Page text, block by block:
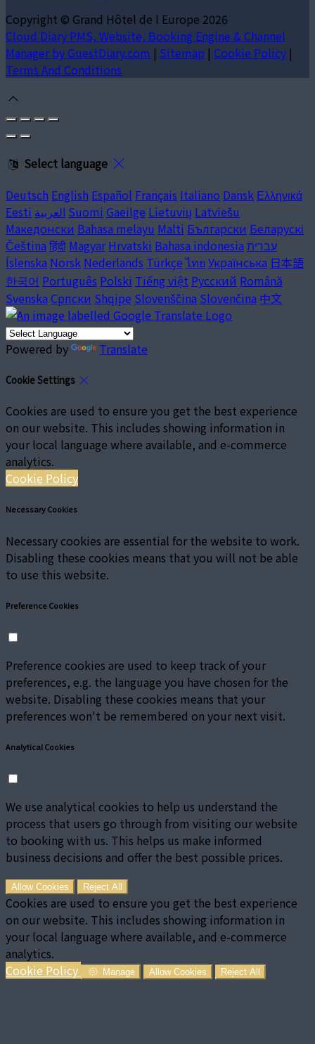
Copyright © Grand Hôtel de l Europe 2026
Cloud Diary PMS, Website, Booking Engine & Channel
Manager by GuestDiary.com | Sitemap | Cookie Policy |
Terms And Conditions
Select language
Deutsch English Español Français Italiano Dansk Ελληνικά
Eesti العربية Suomi Gaeilge Lietuvių Latviešu
Македонски Bahasa melayu Malti Български Беларускі
Čeština हिंदी Magyar Hrvatski Bahasa indonesia עברית
Íslenska Norsk Nederlands Türkçe ไทย Українська 日本語
한국어 Português Polski Tiếng việt Русский Română
Svenska Српски Shqipe Slovenščina Slovenčina 中文
Powered by Translate
Cookie Settings
Cookies are used to ensure you get the best experience
on our website. This includes showing information in
your local language where available, and e-commerce
analytics.
Cookie Policy
Necessary Cookies
Necessary cookies are essential for the website to work.
Disabling these cookies means that you will not be able
to use this website.
Preference Cookies
Preference cookies are used to keep track of your
preferences, e.g. the language you have chosen for the
website. Disabling these cookies means that your
preferences won't be remembered on your next visit.
Analytical Cookies
We use analytical cookies to help us understand the
process that users go through from visiting our website
to booking with us. This helps us make informed
business decisions and offer the best possible prices.
Allow Cookies Reject All
Cookies are used to ensure you get the best experience
on our website. This includes showing information in
your local language where available, and e-commerce
analytics.
Cookie Policy
Manage Allow Cookies Reject All